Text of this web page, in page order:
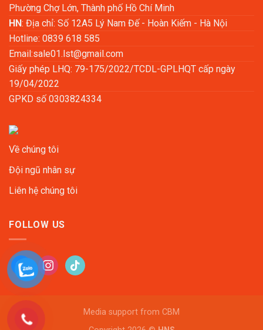
Phường Chợ Lớn, Thành phố Hồ Chí Minh
HN: Địa chỉ: Số 12A5 Lý Nam Đế - Hoàn Kiếm - Hà Nội
Hotline: 0839 618 585
Email:sale01.lst@gmail.com
Giấy phép LHQ: 79-175/2022/TCDL-GPLHQT cấp ngày
19/04/2022
GPKD số 0303824334
Về chúng tôi
Đội ngũ nhân sự
Liên hệ chúng tôi
FOLLOW US
facebookinstagram
tiktok
Media support from CBM